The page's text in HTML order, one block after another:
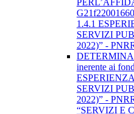
1.4.1
SERVIZI
2022)” -
DETERMINA
inerente ai
SERVIZI
2022)” -
“SERVIZI E